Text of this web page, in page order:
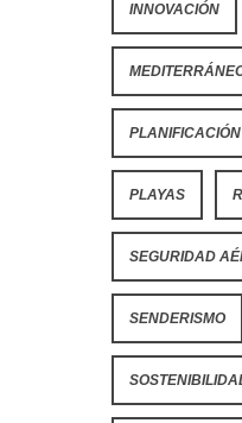
INNOVACIÓN
PLAYAS
SEGURIDAD
SENDERISMO